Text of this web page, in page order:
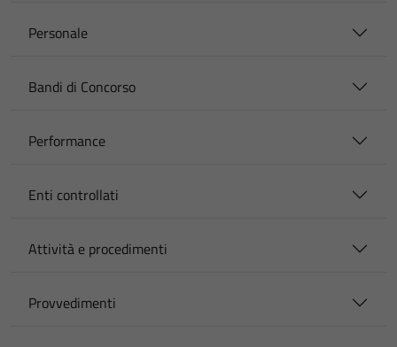
Personale
Bandi di Concorso
Performance
Enti controllati
Attività e procedimenti
Provvedimenti